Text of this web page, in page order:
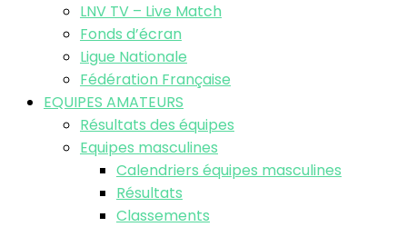
LNV TV – Live Match
Fonds d’écran
Ligue Nationale
Fédération Française
EQUIPES AMATEURS
Résultats des équipes
Equipes masculines
Calendriers équipes masculines
Résultats
Classements